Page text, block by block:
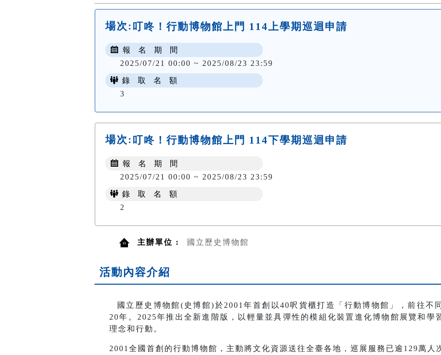
場次: 叮咚！行動博物館上門 114上學期巡迴申請
報 名 期 間
2025/07/21 00:00 ~ 2025/08/23 23:59
錄 取 名 額
3
場次: 叮咚！行動博物館上門 114下學期巡迴申請
報 名 期 間
2025/07/21 00:00 ~ 2025/08/23 23:59
錄 取 名 額
2
主辦單位 : 國立歷史博物館
活動內容介紹
國立歷史博物館(史博館)於2001年首創以40呎貨櫃打造「行動博物館」，前往不
20年。2025年推出全新進階版，以輕量並具彈性的模組化裝置進化博物館展覽和學
理念和行動。
2001全國首創的行動博物館，主動將文化資源送往全臺各地，巡展服務已逾129萬人